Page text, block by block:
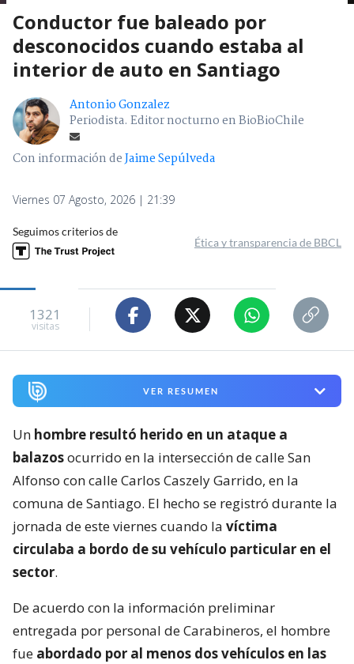
Conductor fue baleado por
desconocidos cuando estaba al
interior de auto en Santiago
Antonio Gonzalez
Periodista. Editor nocturno en BioBioChile
Con información deJaime Sepúlveda
Viernes 07 Agosto, 2026 | 21:39
Seguimos criterios de
Ética y transparencia de BBCL
1321
visitas
VER RESUMEN
Un hombre resultó herido en un ataque a
balazosocurrido en la intersección de calle San
Alfonso con calle Carlos Caszely Garrido, en la
comuna de Santiago. El hecho se registró durante la
jornada de este viernes cuando la víctima
circulaba a bordo de su vehículo particular en el
sector.
De acuerdo con la información preliminar
entregada por personal de Carabineros, el hombre
fue abordado por al menos dos vehículos en las